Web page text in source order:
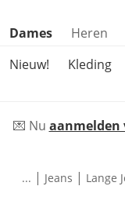
Productcategorieën
Dames Heren
Nieuw!
Kleding
💌 Nu aanmelden
... | Jeans | Lange